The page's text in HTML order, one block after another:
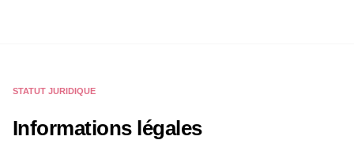
STATUT JURIDIQUE
Informations légales